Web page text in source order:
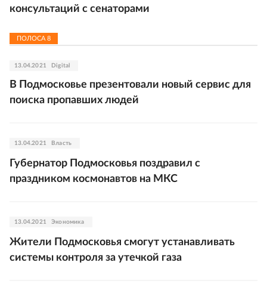
консультаций с сенаторами
ПОЛОСА8
13.04.2021 Digital
В Подмосковье презентовали новый сервис для
поиска пропавших людей
13.04.2021 Власть
Губернатор Подмосковья поздравил с
праздником космонавтов на МКС
13.04.2021 Экономика
Жители Подмосковья смогут устанавливать
системы контроля за утечкой газа